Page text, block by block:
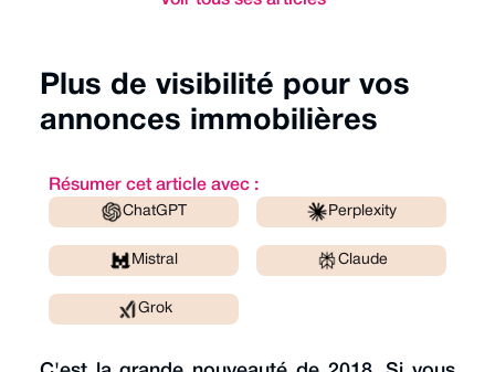
Plus de visibilité pour vos
annonces immobilières
Résumer cet article avec :
ChatGPT Perplexity
Mistral Claude
Grok